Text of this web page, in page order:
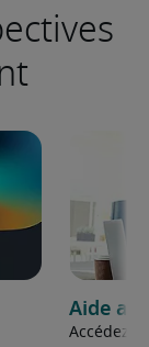
Aide au
Accédez